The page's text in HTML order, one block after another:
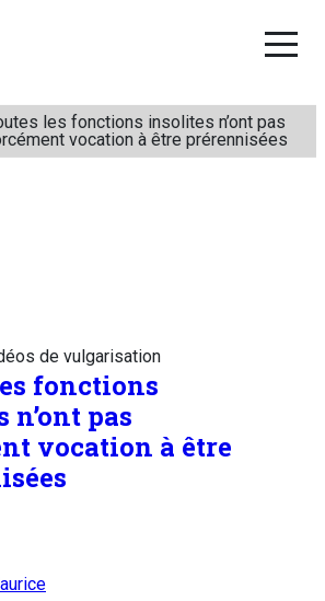
les fonctions insolites n’ont pas
vocation à être prérennisées
de vulgarisation
fonctions
pas
vocation à être